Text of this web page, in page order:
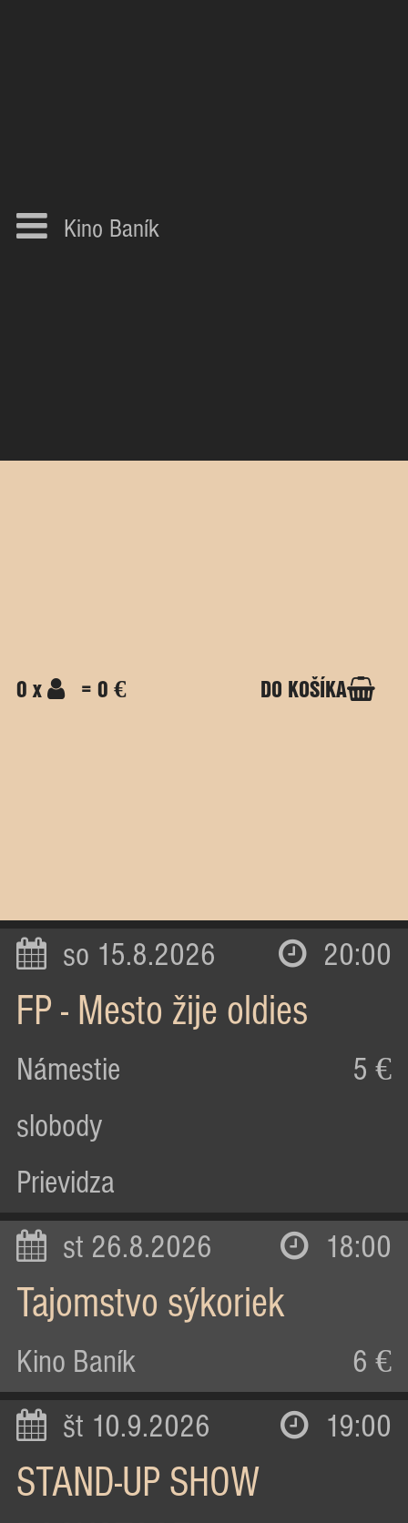
Kino Baník
0 x = 0 € DO KOŠÍKA
so 15.8.2026 20:00
FP - Mesto žije oldies
Námestie
slobody
Prievidza
5 €
st 26.8.2026 18:00
Tajomstvo sýkoriek
Kino Baník 6 €
št 10.9.2026 19:00
STAND-UP SHOW